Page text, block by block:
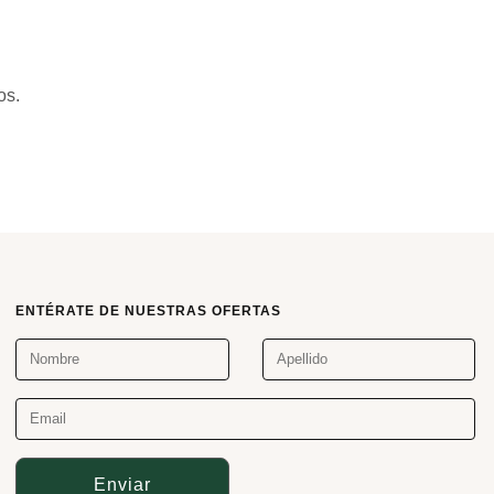
ENTÉRATE DE NUESTRAS OFERTAS
Enviar